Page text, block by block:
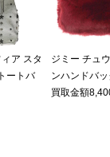
ア スタ
ートバ
ジミー チュ
ンハンドバ
買取金額